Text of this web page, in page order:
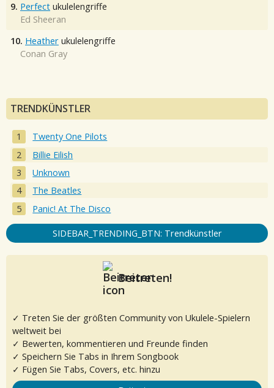
9. Perfect ukulelengriffe
Ed Sheeran
10. Heather ukulelengriffe
Conan Gray
TRENDKÜNSTLER
Twenty One Pilots
Billie Eilish
Unknown
The Beatles
Panic! At The Disco
SIDEBAR_TRENDING_BTN: Trendkünstler
Beitreten!
✓ Treten Sie der größten Community von Ukulele-Spielern
weltweit bei
✓ Bewerten, kommentieren und Freunde finden
✓ Speichern Sie Tabs in Ihrem Songbook
✓ Fügen Sie Tabs, Covers, etc. hinzu